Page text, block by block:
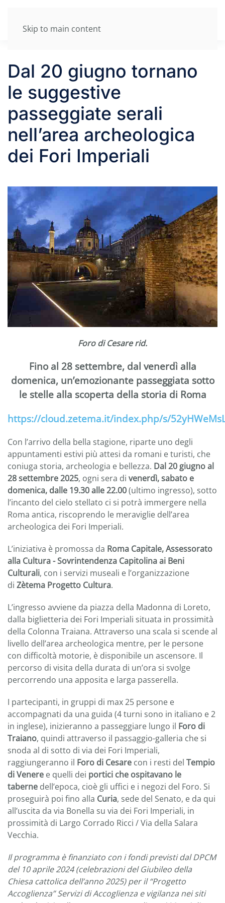
Skip to main content
Dal 20 giugno tornano
le suggestive
passeggiate serali
nell’area archeologica
dei Fori Imperiali
Foro di Cesare rid.
Fino al 28 settembre, dal venerdì alla
domenica, un’emozionante passeggiata sotto
le stelle alla scoperta della storia di Roma
https://cloud.zetema.it/index.php/s/
Con l’arrivo della bella stagione, riparte uno degli
appuntamenti estivi più attesi da romani e turisti, che
coniuga storia, archeologia e bellezza. Dal 20 giugno al
28 settembre 2025, ogni sera di venerdì, sabato e
domenica, dalle 19.30 alle 22.00(ultimo ingresso), sotto
l’incanto del cielo stellato ci si potrà immergere nella
Roma antica, riscoprendo le meraviglie dell’area
archeologica dei Fori Imperiali.
L’iniziativa è promossa da Roma Capitale, Assessorato
alla Cultura - Sovrintendenza Capitolina ai Beni
Culturali, con i servizi museali e l’organizzazione
di Zètema Progetto Cultura.
L’ingresso avviene da piazza della Madonna di Loreto,
dalla biglietteria dei Fori Imperiali situata in prossimità
della Colonna Traiana. Attraverso una scala si scende al
livello dell’area archeologica mentre, per le persone
con difficoltà motorie, è disponibile un ascensore. Il
percorso di visita della durata di un’ora si svolge
percorrendo una apposita e larga passerella.
I partecipanti, in gruppi di max 25 persone e
accompagnati da una guida (4 turni sono in italiano e 2
in inglese), inizieranno a passeggiare lungo il Foro di
Traiano, quindi attraverso il passaggio-galleria che si
snoda al di sotto di via dei Fori Imperiali,
raggiungeranno il Foro di Cesare con i resti del Tempio
di Venere e quelli dei portici che ospitavano le
taberne dell’epoca, cioè gli uffici e i negozi del Foro. Si
proseguirà poi fino alla Curia, sede del Senato, e da qui
all’uscita da via Bonella su via dei Fori Imperiali, in
prossimità di Largo Corrado Ricci / Via della Salara
Vecchia.
Il programma è finanziato con i fondi previsti dal DPCM
del 10 aprile 2024 (celebrazioni del Giubileo della
Chiesa cattolica dell’anno 2025) per il “Progetto
Accoglienza” Servizi di Accoglienza e vigilanza nei siti